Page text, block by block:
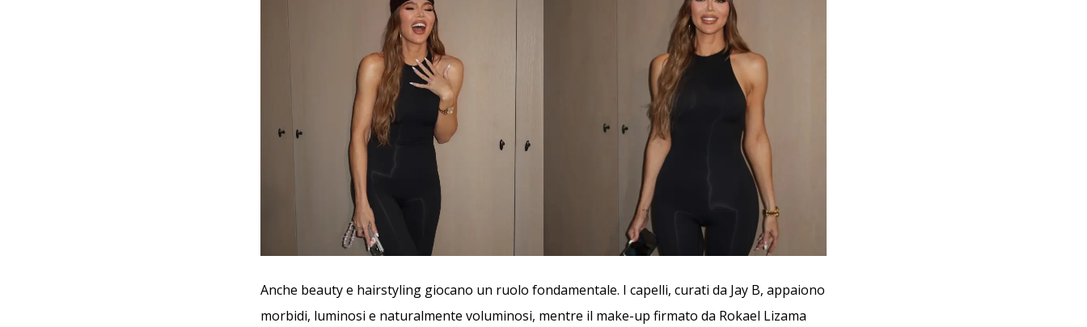
Anche beauty e hairstyling giocano un ruolo fondamentale. I capelli, curati da Jay B, appaiono
morbidi, luminosi e naturalmente voluminosi, mentre il make-up firmato da Rokael Lizama